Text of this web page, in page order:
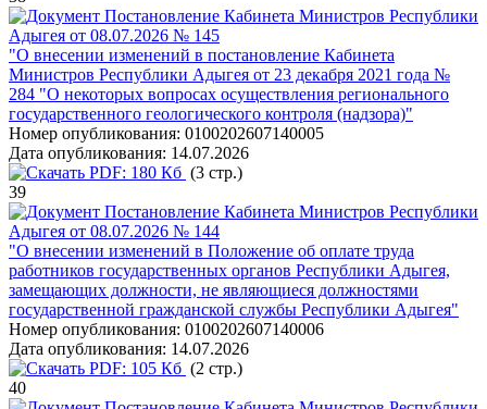
Постановление Кабинета Министров Республики
Адыгея от 08.07.2026 № 145
"О внесении изменений в постановление Кабинета
Министров Республики Адыгея от 23 декабря 2021 года №
284 "О некоторых вопросах осуществления регионального
государственного геологического контроля (надзора)"
Номер опубликования: 0100202607140005
Дата опубликования: 14.07.2026
PDF: 180 Кб (3 стр.)
39
Постановление Кабинета Министров Республики
Адыгея от 08.07.2026 № 144
"О внесении изменений в Положение об оплате труда
работников государственных органов Республики Адыгея,
замещающих должности, не являющиеся должностями
государственной гражданской службы Республики Адыгея"
Номер опубликования: 0100202607140006
Дата опубликования: 14.07.2026
PDF: 105 Кб (2 стр.)
40